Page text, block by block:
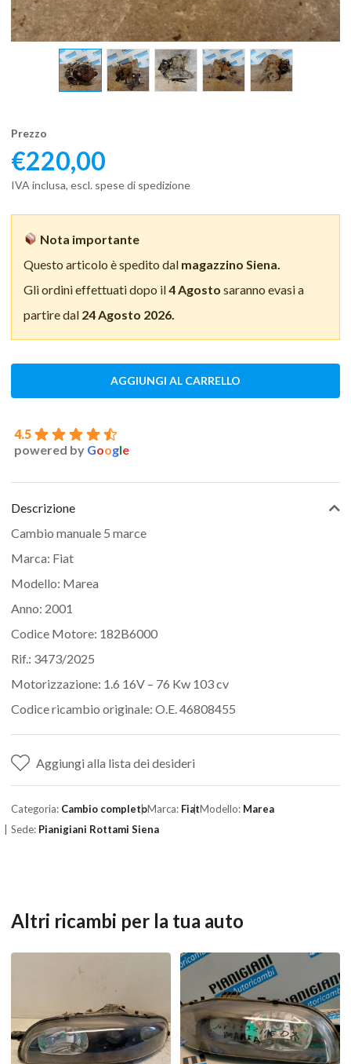
Prezzo
€220,00
IVA inclusa, escl. spese di spedizione
Nota importante
Questo articolo è spedito dal magazzino Siena.
Gli ordini effettuati dopo il4 Agosto saranno evasi a
partire dal 24 Agosto 2026.
AGGIUNGI AL CARRELLO
4.5
powered by Google
Descrizione
Cambio manuale 5 marce
Marca: Fiat
Modello: Marea
Anno: 2001
Codice Motore: 182B6000
Rif.: 3473/2025
Motorizzazione: 1.6 16V – 76 Kw 103 cv
Codice ricambio originale: O.E. 46808455
Aggiungi alla lista dei desideri
Categoria: Cambio completoMarca: FiatModello: Marea
Sede: Pianigiani Rottami Siena
Altri ricambi per la tua auto